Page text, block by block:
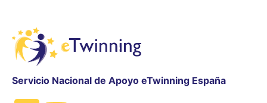
Servicio Nacional de Apoyo eTwinning España